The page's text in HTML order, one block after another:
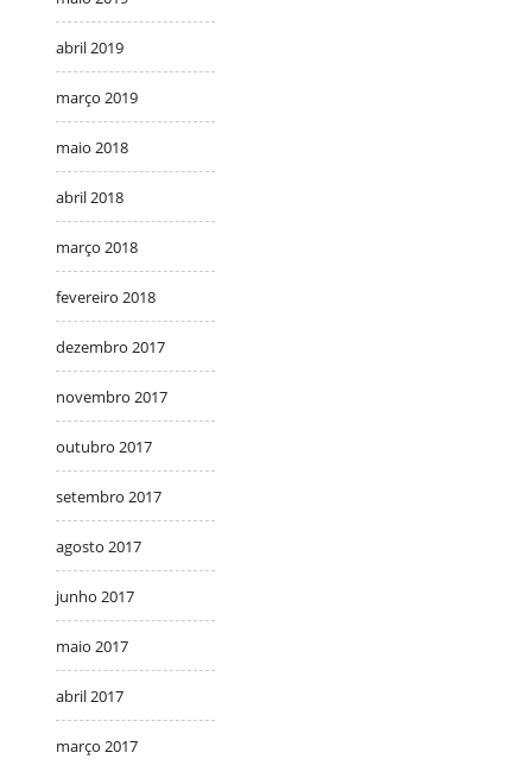
abril 2019
março 2019
maio 2018
abril 2018
março 2018
fevereiro 2018
dezembro 2017
novembro 2017
outubro 2017
setembro 2017
agosto 2017
junho 2017
maio 2017
abril 2017
março 2017